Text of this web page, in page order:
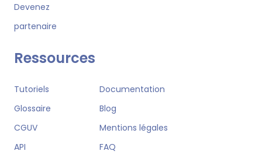
Devenez
partenaire
Ressources
Tutoriels
Documentation
Glossaire
Blog
CGUV
Mentions légales
API
FAQ